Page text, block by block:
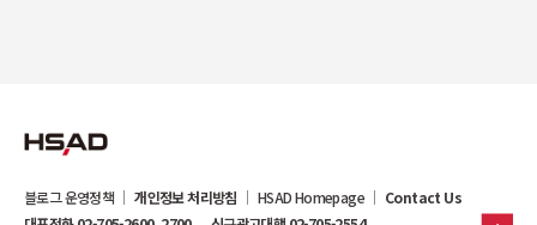
블로그 운영정책 개인정보 처리방침 HSAD Homepage
Contact Us